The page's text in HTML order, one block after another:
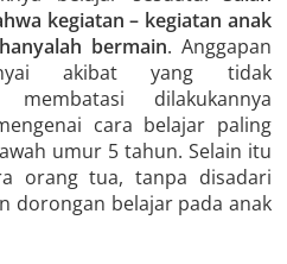
kegiatan – kegiatan anak
bermain. Anggapan
akibat yang tidak
dilakukannya
cara belajar paling
umur 5 tahun. Selain itu
orang tua, tanpa disadari
dorongan belajar pada anak